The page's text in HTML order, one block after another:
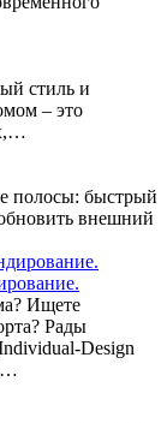
стиль и
– это
полосы: быстрый
внешний
Ищете
Рады
Design